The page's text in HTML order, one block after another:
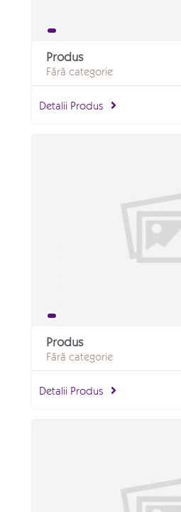
Produs
Fără categorie
Detalii Produs
Produs
Fără categorie
Detalii Produs